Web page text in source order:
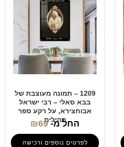
1209 – תמונה מעוצבת של
בבא סאלי – רבי ישראל
אבוחצירא, על רקע ספר
תהילים
החל מ- ₪69
לפרטים נוספים ורכישה